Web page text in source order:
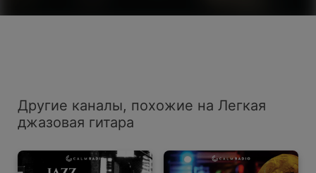
Другие каналы, похожие на Легкая
джазовая гитара